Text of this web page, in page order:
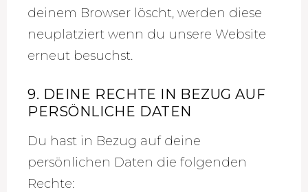
deinem Browser löscht, werden diese
neuplatziert wenn du unsere Website
erneut besuchst.
9. DEINE RECHTE IN BEZUG AUF
PERSÖNLICHE DATEN
Du hast in Bezug auf deine
persönlichen Daten die folgenden
Rechte: